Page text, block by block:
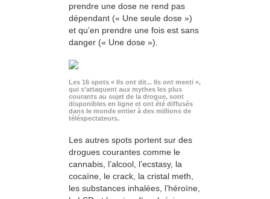
prendre une dose ne rend pas
dépendant (« Une seule dose »)
et qu’en prendre une fois est sans
danger (« Une dose »).
Les 16 spots « Ils ont dit... Ils ont menti »,
qui s’attaquent aux mythes les plus
courants au sujet de la drogue, sont
disponibles en ligne et ont été diffusés
dans le monde entier à des millions de
téléspectateurs.
Les autres spots portent sur des
drogues courantes comme le
cannabis, l’alcool, l’ecstasy, la
cocaïne, le crack, la cristal meth,
les substances inhalées, l’héroïne,